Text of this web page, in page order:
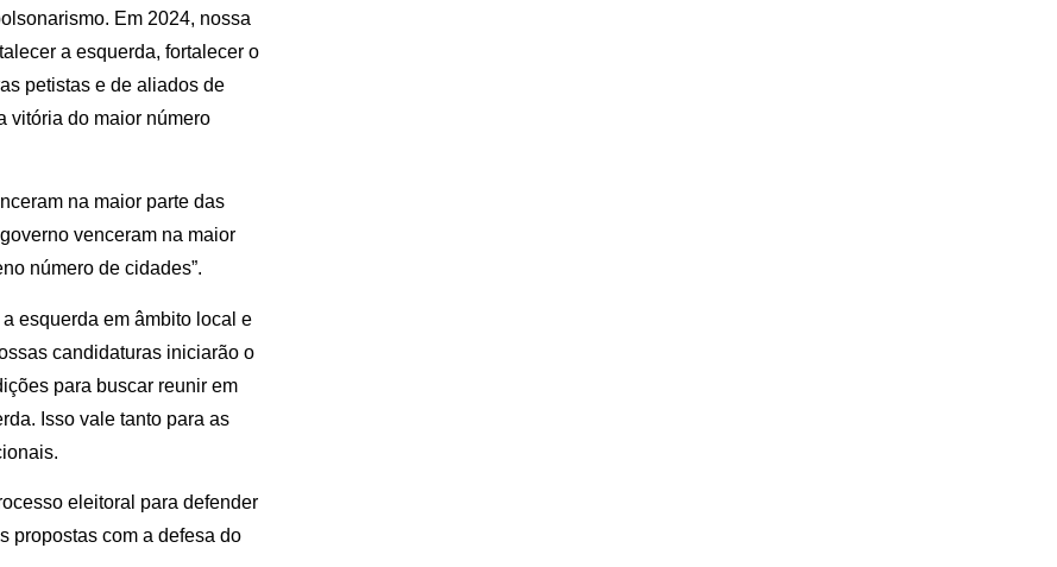
Em 2024, nossa
a esquerda, fortalecer o
petistas e de aliados de
vitória do maior número
na maior parte das
venceram na maior
número de cidades”.
esquerda em âmbito local e
candidaturas iniciarão o
para buscar reunir em
Isso vale tanto para as
eleitoral para defender
propostas com a defesa do